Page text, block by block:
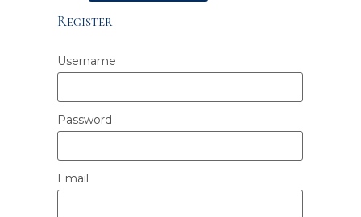
Alternative:
Register
Username
Password
Email